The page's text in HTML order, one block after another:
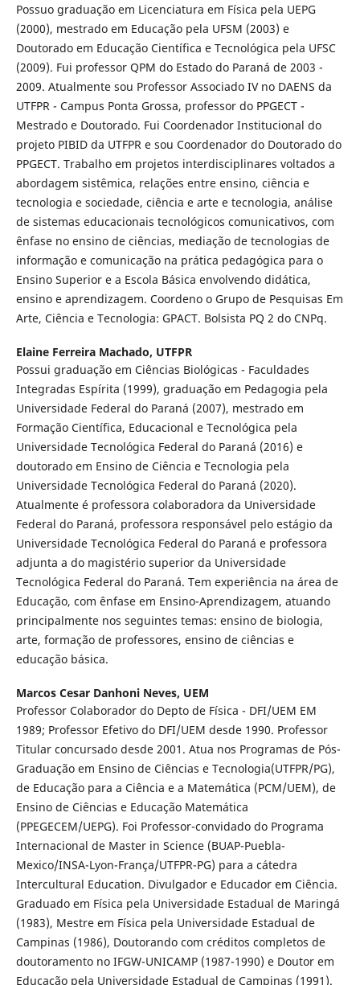
Possuo graduação em Licenciatura em Física pela UEPG
(2000), mestrado em Educação pela UFSM (2003) e
Doutorado em Educação Científica e Tecnológica pela UFSC
(2009). Fui professor QPM do Estado do Paraná de 2003 -
2009. Atualmente sou Professor Associado IV no DAENS da
UTFPR - Campus Ponta Grossa, professor do PPGECT -
Mestrado e Doutorado. Fui Coordenador Institucional do
projeto PIBID da UTFPR e sou Coordenador do Doutorado do
PPGECT. Trabalho em projetos interdisciplinares voltados a
abordagem sistêmica, relações entre ensino, ciência e
tecnologia e sociedade, ciência e arte e tecnologia, análise
de sistemas educacionais tecnológicos comunicativos, com
ênfase no ensino de ciências, mediação de tecnologias de
informação e comunicação na prática pedagógica para o
Ensino Superior e a Escola Básica envolvendo didática,
ensino e aprendizagem. Coordeno o Grupo de Pesquisas Em
Arte, Ciência e Tecnologia: GPACT. Bolsista PQ 2 do CNPq.
Elaine Ferreira Machado, UTFPR
Possui graduação em Ciências Biológicas - Faculdades
Integradas Espírita (1999), graduação em Pedagogia pela
Universidade Federal do Paraná (2007), mestrado em
Formação Científica, Educacional e Tecnológica pela
Universidade Tecnológica Federal do Paraná (2016) e
doutorado em Ensino de Ciência e Tecnologia pela
Universidade Tecnológica Federal do Paraná (2020).
Atualmente é professora colaboradora da Universidade
Federal do Paraná, professora responsável pelo estágio da
Universidade Tecnológica Federal do Paraná e professora
adjunta a do magistério superior da Universidade
Tecnológica Federal do Paraná. Tem experiência na área de
Educação, com ênfase em Ensino-Aprendizagem, atuando
principalmente nos seguintes temas: ensino de biologia,
arte, formação de professores, ensino de ciências e
educação básica.
Marcos Cesar Danhoni Neves, UEM
Professor Colaborador do Depto de Física - DFI/UEM EM
1989; Professor Efetivo do DFI/UEM desde 1990. Professor
Titular concursado desde 2001. Atua nos Programas de Pós-
Graduação em Ensino de Ciências e Tecnologia(UTFPR/PG),
de Educação para a Ciência e a Matemática (PCM/UEM), de
Ensino de Ciências e Educação Matemática
(PPEGECEM/UEPG). Foi Professor-convidado do Programa
Internacional de Master in Science (BUAP-Puebla-
Mexico/INSA-Lyon-França/UTFPR-PG) para a cátedra
Intercultural Education. Divulgador e Educador em Ciência.
Graduado em Física pela Universidade Estadual de Maringá
(1983), Mestre em Física pela Universidade Estadual de
Campinas (1986), Doutorando com créditos completos de
doutoramento no IFGW-UNICAMP (1987-1990) e Doutor em
Educação pela Universidade Estadual de Campinas (1991).